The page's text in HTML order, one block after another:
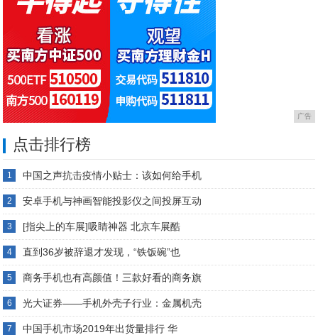
广告
点击排行榜
1 中国之声抗击疫情小贴士：该如何给手机
2 安卓手机与神画智能投影仪之间投屏互动
3 [指尖上的车展]吸睛神器 北京车展酷
4 直到36岁被辞退才发现，“铁饭碗”也
5 商务手机也有高颜值！三款好看的商务旗
6 光大证券——手机外壳子行业：金属机壳
7 中国手机市场2019年出货量排行 华